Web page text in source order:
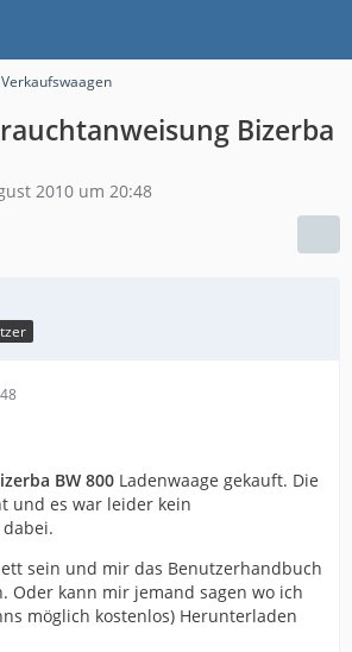
Bizerba
2010 um 20:48
BW 800 Ladenwaage gekauft. Die
und es war leider kein
sein und mir das Benutzerhandbuch
Oder kann mir jemand sagen wo ich
möglich kostenlos) Herunterladen